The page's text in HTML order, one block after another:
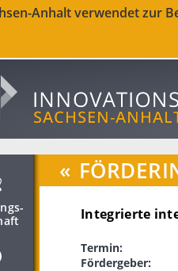
Anhalt verwendet zur
«
Integrierte
Termin:
Fördergeber: